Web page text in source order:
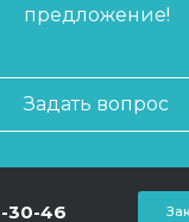
предложение!
Задать вопрос
30-46